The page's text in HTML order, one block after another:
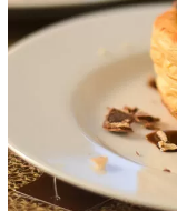
FOOD SERVICE